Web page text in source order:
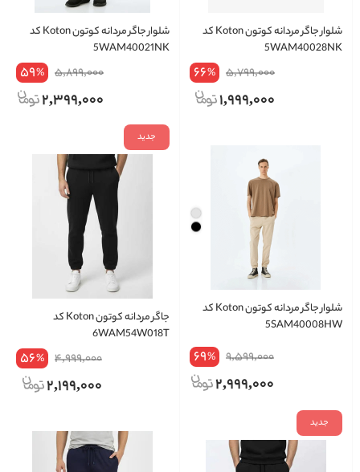
شلوار جاگر مردانه کوتون Koton کد
5WAM40028NK
5,799,000
66%
1,999,000
شلوار جاگر مردانه کوتون Koton کد
5WAM40021NK
5,899,000
59%
2,399,000
شلوار جاگر مردانه کوتون Koton کد
5SAM40008HW
9,599,000
69%
2,999,000
جدید
جاگر مردانه کوتون Koton کد
6WAM54W018T
4,999,000
56%
2,199,000
جدید